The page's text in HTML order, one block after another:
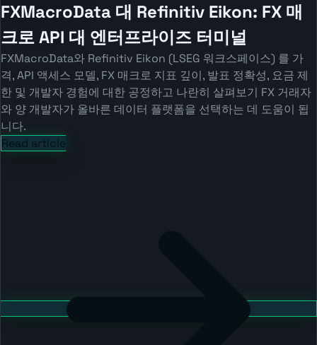
FXMacroData 대 Refinitiv Eikon: FX 매
크로 API 대 엔터프라이즈 터미널
FXMacroData와 Refinitiv Eikon (LSEG 워크스페이스) 를 가
격, API 액세스 모델, FX 매크로 지표 깊이, 발표 정확성, 요금 제
한 및 개발자 경험에 대한 공정하고 나란히 살펴보기 FX 거래자
와 양 개발자가 올바른 데이터 플랫폼을 선택하는 데 도움이 됩
니다.
Read article